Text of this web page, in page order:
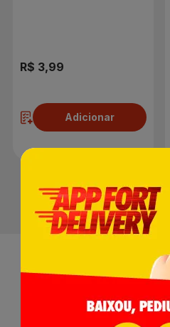
R$ 3,99
Adicionar